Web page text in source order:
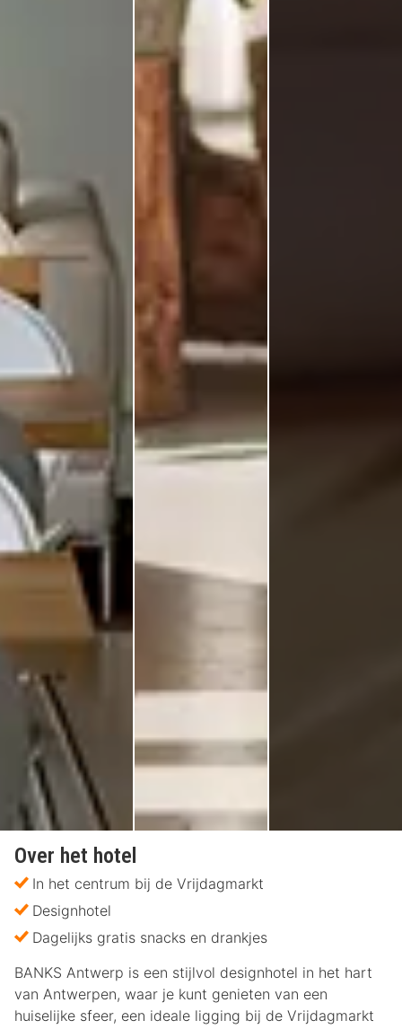
Over het hotel
In het centrum bij de Vrijdagmarkt
Designhotel
Dagelijks gratis snacks en drankjes
BANKS Antwerp is een stijlvol designhotel in het hart
van Antwerpen, waar je kunt genieten van een
huiselijke sfeer, een ideale ligging bij de Vrijdagmarkt